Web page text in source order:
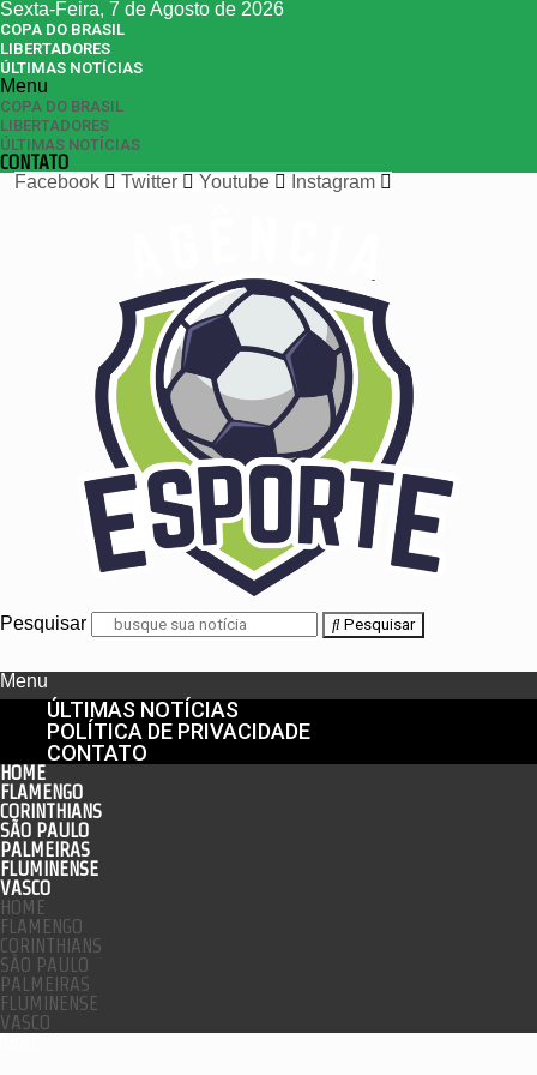
Sexta-Feira, 7 de Agosto de 2026
COPA DO BRASIL
LIBERTADORES
ÚLTIMAS NOTÍCIAS
Menu
COPA DO BRASIL
LIBERTADORES
ÚLTIMAS NOTÍCIAS
CONTATO
Facebook
Twitter Youtube Instagram
Pesquisar Pesquisar
Menu
ÚLTIMAS NOTÍCIAS
POLÍTICA DE PRIVACIDADE
CONTATO
HOME
FLAMENGO
CORINTHIANS
SÃO PAULO
PALMEIRAS
FLUMINENSE
VASCO
HOME
FLAMENGO
CORINTHIANS
SÃO PAULO
PALMEIRAS
FLUMINENSE
VASCO